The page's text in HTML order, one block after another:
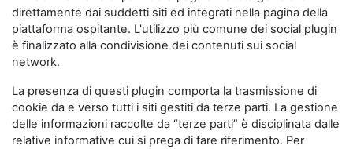
direttamente dai suddetti siti ed integrati nella pagina della
piattaforma ospitante. L'utilizzo più comune dei social plugin
è finalizzato alla condivisione dei contenuti sui social
network.
La presenza di questi plugin comporta la trasmissione di
cookie da e verso tutti i siti gestiti da terze parti. La gestione
delle informazioni raccolte da “terze parti” è disciplinata dalle
relative informative cui si prega di fare riferimento. Per